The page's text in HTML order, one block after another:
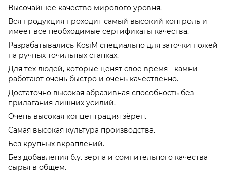
Высочайшее качество мирового уровня.
Вся продукция проходит самый высокий контроль и
имеет все необходимые сертификаты качества.
Разрабатывались KosiM специально для заточки ножей
на ручных точильных станках.
Для тех людей, которые ценят своё время - камни
работают очень быстро и очень качественно.
Достаточно высокая абразивная способность без
прилагания лишних усилий.
Очень высокая концентрация зёрен.
Самая высокая культура производства.
Без крупных вкраплений.
Без добавления б.у. зерна и сомнительного качества
сырья в общем.